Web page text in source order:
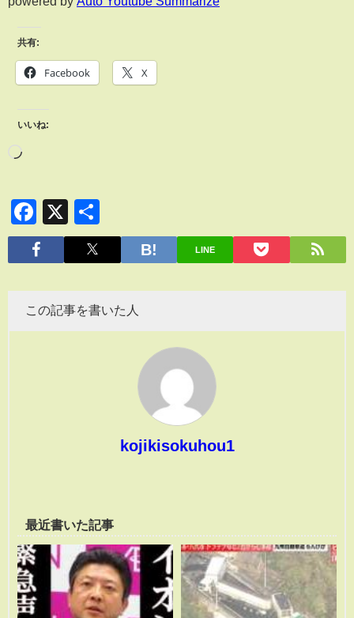
共有:
Facebook X
いいね:
Facebook
X
有
LINE
この記事を書いた人
kojikisokuhou1
最近書いた記事